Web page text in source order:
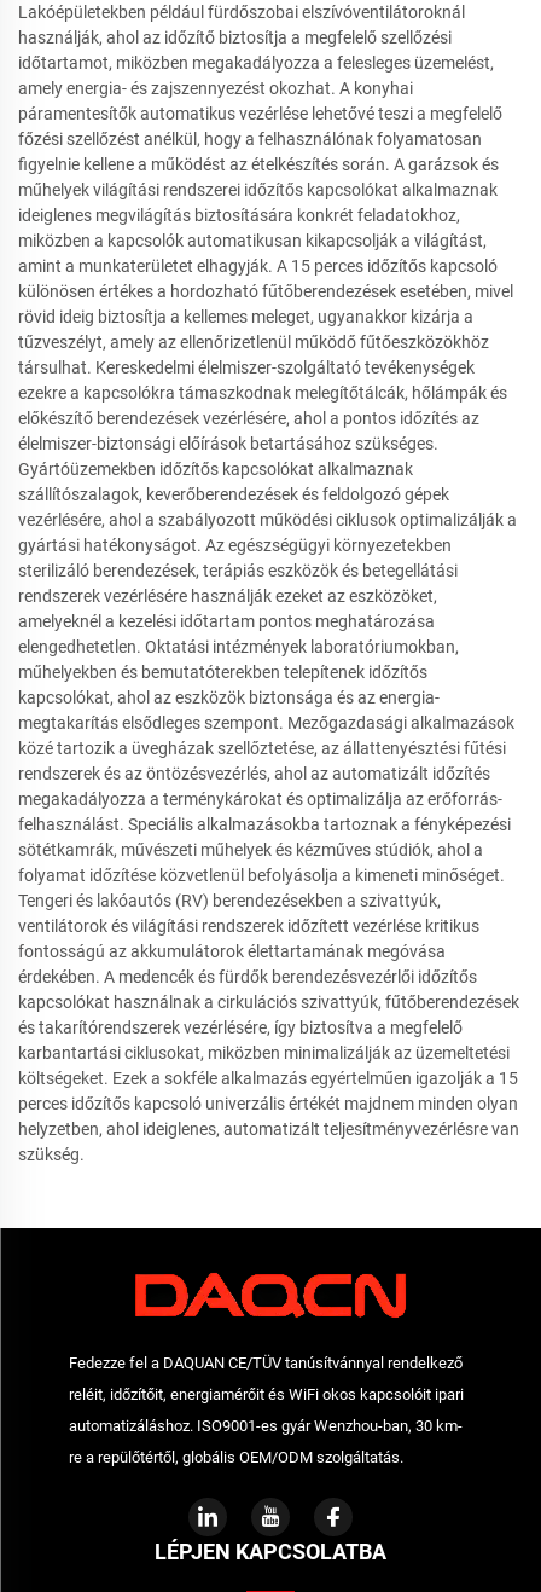
Lakóépületekben például fürdőszobai elszívóventilátoroknál
használják, ahol az időzítő biztosítja a megfelelő szellőzési
időtartamot, miközben megakadályozza a felesleges üzemelést,
amely energia- és zajszennyezést okozhat. A konyhai
páramentesítők automatikus vezérlése lehetővé teszi a megfelelő
főzési szellőzést anélkül, hogy a felhasználónak folyamatosan
figyelnie kellene a működést az ételkészítés során. A garázsok és
műhelyek világítási rendszerei időzítős kapcsolókat alkalmaznak
ideiglenes megvilágítás biztosítására konkrét feladatokhoz,
miközben a kapcsolók automatikusan kikapcsolják a világítást,
amint a munkaterületet elhagyják. A 15 perces időzítős kapcsoló
különösen értékes a hordozható fűtőberendezések esetében, mivel
rövid ideig biztosítja a kellemes meleget, ugyanakkor kizárja a
tűzveszélyt, amely az ellenőrizetlenül működő fűtőeszközökhöz
társulhat. Kereskedelmi élelmiszer-szolgáltató tevékenységek
ezekre a kapcsolókra támaszkodnak melegítőtálcák, hőlámpák és
előkészítő berendezések vezérlésére, ahol a pontos időzítés az
élelmiszer-biztonsági előírások betartásához szükséges.
Gyártóüzemekben időzítős kapcsolókat alkalmaznak
szállítószalagok, keverőberendezések és feldolgozó gépek
vezérlésére, ahol a szabályozott működési ciklusok optimalizálják a
gyártási hatékonyságot. Az egészségügyi környezetekben
sterilizáló berendezések, terápiás eszközök és betegellátási
rendszerek vezérlésére használják ezeket az eszközöket,
amelyeknél a kezelési időtartam pontos meghatározása
elengedhetetlen. Oktatási intézmények laboratóriumokban,
műhelyekben és bemutatóterekben telepítenek időzítős
kapcsolókat, ahol az eszközök biztonsága és az energia-
megtakarítás elsődleges szempont. Mezőgazdasági alkalmazások
közé tartozik a üvegházak szellőztetése, az állattenyésztési fűtési
rendszerek és az öntözésvezérlés, ahol az automatizált időzítés
megakadályozza a terménykárokat és optimalizálja az erőforrás-
felhasználást. Speciális alkalmazásokba tartoznak a fényképezési
sötétkamrák, művészeti műhelyek és kézműves stúdiók, ahol a
folyamat időzítése közvetlenül befolyásolja a kimeneti minőséget.
Tengeri és lakóautós (RV) berendezésekben a szivattyúk,
ventilátorok és világítási rendszerek időzített vezérlése kritikus
fontosságú az akkumulátorok élettartamának megóvása
érdekében. A medencék és fürdők berendezésvezérlői időzítős
kapcsolókat használnak a cirkulációs szivattyúk, fűtőberendezések
és takarítórendszerek vezérlésére, így biztosítva a megfelelő
karbantartási ciklusokat, miközben minimalizálják az üzemeltetési
költségeket. Ezek a sokféle alkalmazás egyértelműen igazolják a 15
perces időzítős kapcsoló univerzális értékét majdnem minden olyan
helyzetben, ahol ideiglenes, automatizált teljesítményvezérlésre van
szükség.
Fedezze fel a DAQUAN CE/TÜV tanúsítvánnyal rendelkező
reléit, időzítőit, energiamérőit és WiFi okos kapcsolóit ipari
automatizáláshoz. ISO9001-es gyár Wenzhou-ban, 30 km-
re a repülőtértől, globális OEM/ODM szolgáltatás.
LÉPJEN KAPCSOLATBA